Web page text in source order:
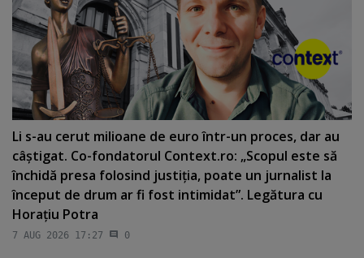
Li s-au cerut milioane de euro într-un proces, dar au
câştigat. Co-fondatorul Context.ro: „Scopul este să
închidă presa folosind justiţia, poate un jurnalist la
început de drum ar fi fost intimidat”. Legătura cu
Horaţiu Potra
7 AUG 2026 17:27 0